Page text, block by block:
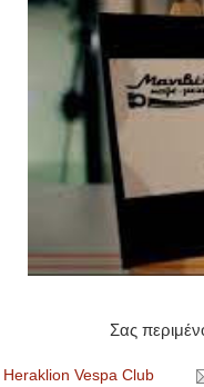
Σας
Heraklion Vespa Club